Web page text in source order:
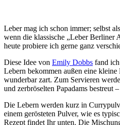
Leber mag ich schon immer; selbst
wenn die klassische „Leber Berliner
heute probiere ich gerne ganz
Diese Idee von Emily Dobbs fand
Lebern bekommen außen eine
wunderbar zart. Zum Servieren
und zerbröselten Papadams bestreut
Die Lebern werden kurz in
einem gerösteten Pulver, wie es
Rezept findet Ihr unten. Die